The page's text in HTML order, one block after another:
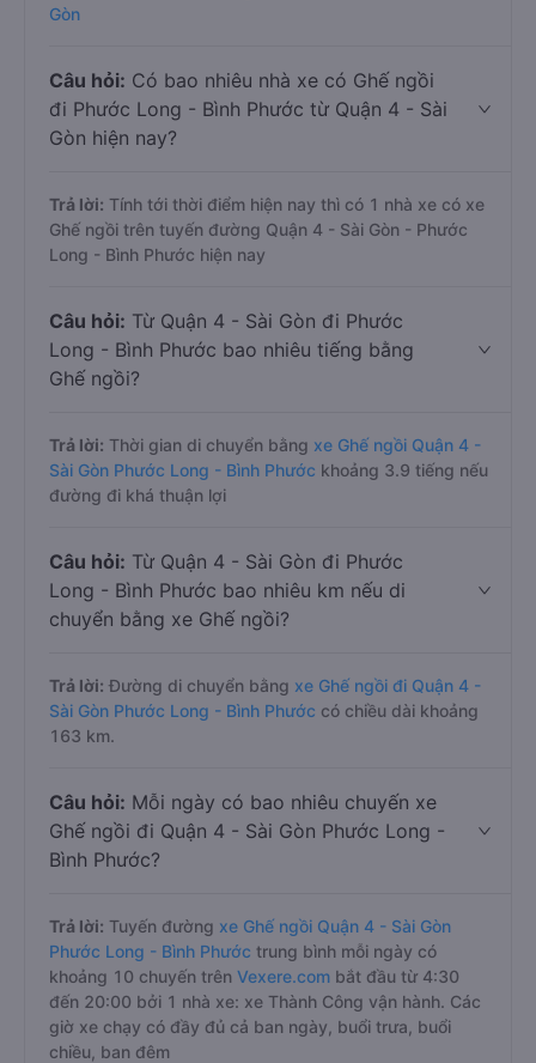
Gòn
Câu hỏi: Có bao nhiêu nhà xe có Ghế ngồi
đi Phước Long - Bình Phước từ Quận 4 - Sài
Gòn hiện nay?
Trả lời: Tính tới thời điểm hiện nay thì có 1 nhà xe có xe
Ghế ngồi trên tuyến đường Quận 4 - Sài Gòn - Phước
Long - Bình Phước hiện nay
Câu hỏi: Từ Quận 4 - Sài Gòn đi Phước
Long - Bình Phước bao nhiêu tiếng bằng
Ghế ngồi?
Trả lời: Thời gian di chuyển bằng xe Ghế ngồi Quận 4 -
Sài Gòn Phước Long - Bình Phước khoảng 3.9 tiếng nếu
đường đi khá thuận lợi
Câu hỏi: Từ Quận 4 - Sài Gòn đi Phước
Long - Bình Phước bao nhiêu km nếu di
chuyển bằng xe Ghế ngồi?
Trả lời: Đường di chuyển bằng xe Ghế ngồi đi Quận 4 -
Sài Gòn Phước Long - Bình Phước có chiều dài khoảng
163 km.
Câu hỏi: Mỗi ngày có bao nhiêu chuyến xe
Ghế ngồi đi Quận 4 - Sài Gòn Phước Long -
Bình Phước?
Trả lời: Tuyến đường xe Ghế ngồi Quận 4 - Sài Gòn
Phước Long - Bình Phước trung bình mỗi ngày có
khoảng 10 chuyến trên Vexere.com bắt đầu từ 4:30
đến 20:00 bởi 1 nhà xe: xe Thành Công vận hành. Các
giờ xe chạy có đầy đủ cả ban ngày, buổi trưa, buổi
chiều, ban đêm